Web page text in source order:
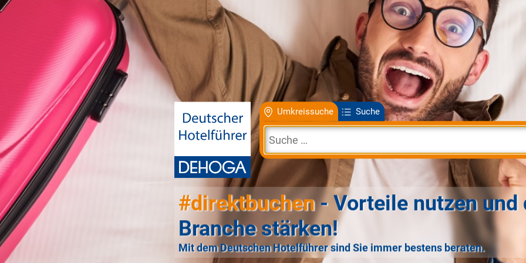
Umkreissuche Suche
#direktbuchen- Vorteile nutzen und
Branche stärken!
Mit dem Deutschen Hotelführer sind Sie immer bestens beraten.